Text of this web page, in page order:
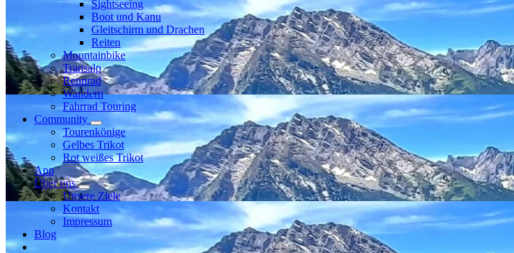
Sightseeing
Boot und Kanu
Gleitschirm und Drachen
Reiten
Mountainbike
Transalp
Rennrad
Wandern
Fahrrad Touring
Community
Tourenkönige
Gelbes Trikot
Rot weißes Trikot
App
Über uns
Unsere Ziele
Kontakt
Impressum
Blog